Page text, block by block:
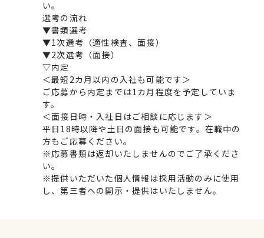
い。
選考の流れ
▼書類選考
▼1次選考（適性検査、面接）
▼2次選考（面接）
▽内定
＜最短2カ月以内の入社も可能です＞
ご応募から内定までは1カ月程度を予定していま
す。
＜面接日時・入社日はご相談に応じます＞
平日18時以降や土日の面接も可能です。在職中の
方もご応募ください。
※応募書類は返却いたしませんのでご了承くださ
い。
※提供いただいた個人情報は採用活動のみに使用
し、第三者への開示・提供はいたしません。